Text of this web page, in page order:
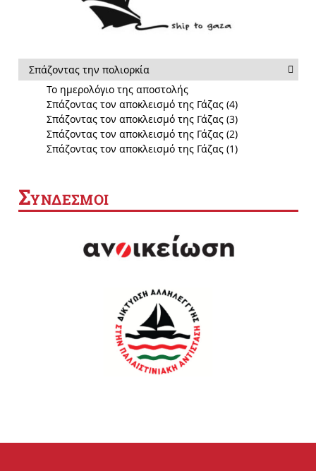
Σπάζοντας την πολιορκία
Το ημερολόγιο της αποστολής
Σπάζοντας τον αποκλεισμό της Γάζας (4)
Σπάζοντας τον αποκλεισμό της Γάζας (3)
Σπάζοντας τον αποκλεισμό της Γάζας (2)
Σπάζοντας τον αποκλεισμό της Γάζας (1)
ΣΥΝΔΕΣΜΟΙ